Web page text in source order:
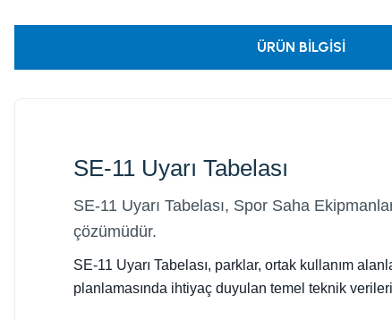
ÜRÜN BILGISI
SE-11 Uyarı Tabelası
SE-11 Uyarı Tabelası, Spor Saha
çözümüdür.
SE-11 Uyarı Tabelası, parklar, ortak kullanım
planlamasında ihtiyaç duyulan temel teknik